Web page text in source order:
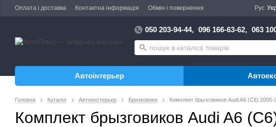
Оплата і доставка Контактна інформація Обмін і повернення Рус
050 203-94-44, 096 166-63-62, 063
Автоінтерьер
Головна Каталог Автоекстерьер Бризковики Комплект брызговиков Audi A6 (C6)
Комплект брызговиков Audi A6